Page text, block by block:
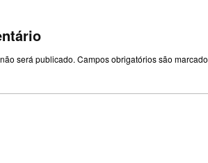
será publicado. Campos obrigatórios são